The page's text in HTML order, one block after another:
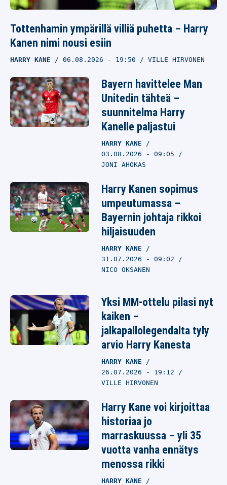
Tottenhamin ympärillä villiä puhetta – Harry
Kanen nimi nousi esiin
HARRY KANE 06.08.2026 - 19:50 VILLE HIRVONEN
Bayern havittelee Man
Unitedin tähteä –
suunnitelma Harry
Kanelle paljastui
HARRY KANE
03.08.2026 - 09:05
JONI AHOKAS
Harry Kanen sopimus
umpeutumassa –
Bayernin johtaja rikkoi
hiljaisuuden
HARRY KANE
31.07.2026 - 09:02
NICO OKSANEN
Yksi MM-ottelu pilasi nyt
kaiken –
jalkapallolegendalta tyly
arvio Harry Kanesta
HARRY KANE
26.07.2026 - 19:12
VILLE HIRVONEN
Harry Kane voi kirjoittaa
historiaa jo
marraskuussa – yli 35
vuotta vanha ennätys
menossa rikki
HARRY KANE